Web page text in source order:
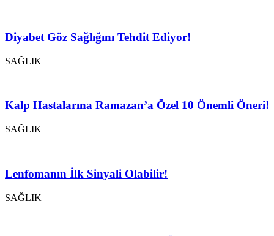
Diyabet Göz Sağlığını Tehdit Ediyor!
SAĞLIK
Kalp Hastalarına Ramazan’a Özel 10 Önemli Öneri!
SAĞLIK
Lenfomanın İlk Sinyali Olabilir!
SAĞLIK